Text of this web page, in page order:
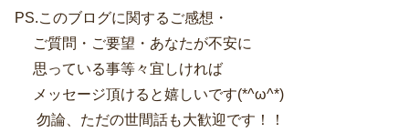
PS.このブログに関するご感想・
ご質問・ご要望・あなたが不安に
思っている事等々宜しければ
メッセージ頂けると嬉しいです(*^ω^*)
勿論、ただの世間話も大歓迎です！！